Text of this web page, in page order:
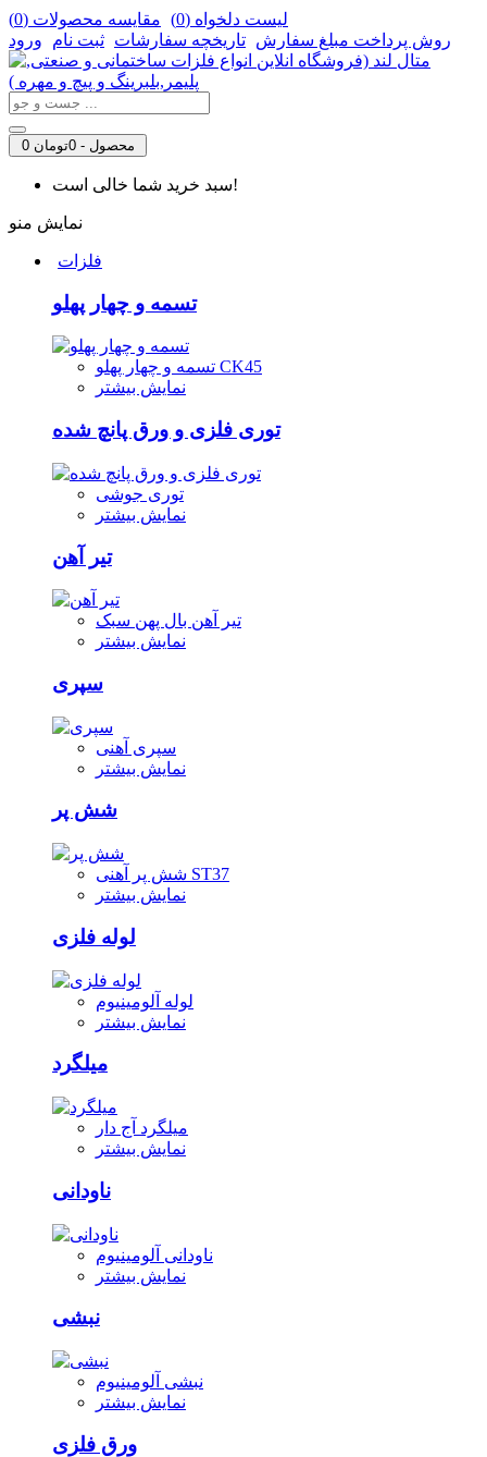
لیست دلخواه (0
) مقایسه محصولات (0
)
روش‌ پرداخت مبلغ سفارش تاریخچه سفارشات ثبت نام ورود
0 محصول - 0تومان
سبد خرید شما خالی است!
نمایش منو
فلزات
تسمه و چهار پهلو
تسمه و چهار پهلو CK45
نمایش بیشتر
توری فلزی و ورق پانچ شده
توری جوشی
نمایش بیشتر
تیر آهن
تیر آهن بال پهن سبک
نمایش بیشتر
سپری
سپری آهنی
نمایش بیشتر
شش پر
شش پر آهنی ST37
نمایش بیشتر
لوله فلزی
لوله آلومینیوم
نمایش بیشتر
میلگرد
میلگرد آج دار
نمایش بیشتر
ناودانی
ناودانی آلومینیوم
نمایش بیشتر
نبشی
نبشی آلومینیوم
نمایش بیشتر
ورق فلزی